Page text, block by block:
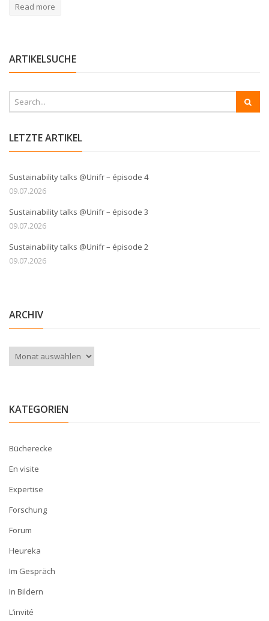
Read more
ARTIKELSUCHE
LETZTE ARTIKEL
Sustainability talks @Unifr – épisode 4
09.07.2026
Sustainability talks @Unifr – épisode 3
09.07.2026
Sustainability talks @Unifr – épisode 2
09.07.2026
ARCHIV
Archiv
KATEGORIEN
Bücherecke
En visite
Expertise
Forschung
Forum
Heureka
Im Gespräch
In Bildern
L’invité